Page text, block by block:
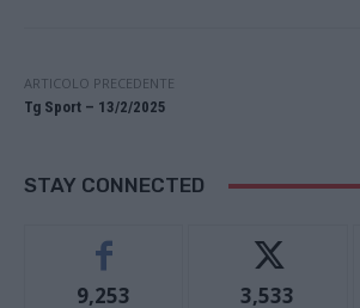
ARTICOLO PRECEDENTE
Tg Sport – 13/2/2025
STAY CONNECTED
9,253 3,533